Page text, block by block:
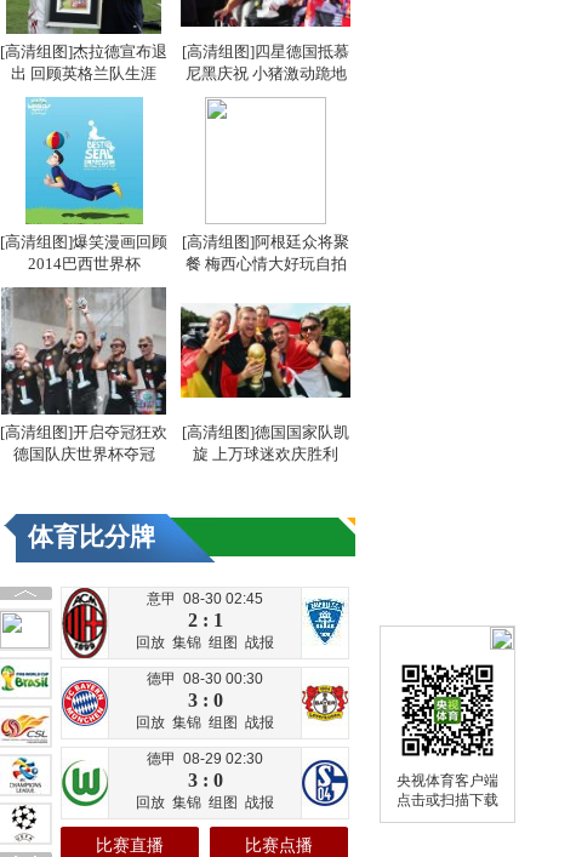
央视体育客户端
点击或扫描下载
[高清组图]杰拉德宣布退
出 回顾英格兰队生涯
[高清组图]四星德国抵慕
尼黑庆祝 小猪激动跪地
[高清组图]爆笑漫画回顾
2014巴西世界杯
[高清组图]阿根廷众将聚
餐 梅西心情大好玩自拍
[高清组图]开启夺冠狂欢
德国队庆世界杯夺冠
[高清组图]德国国家队凯
旋 上万球迷欢庆胜利
体育比分牌
意甲 08-30 02:45
2 : 1
回放 集锦 组图 战报
德甲 08-30 00:30
3 : 0
回放 集锦 组图 战报
德甲 08-29 02:30
3 : 0
回放 集锦 组图 战报
比赛直播 比赛点播